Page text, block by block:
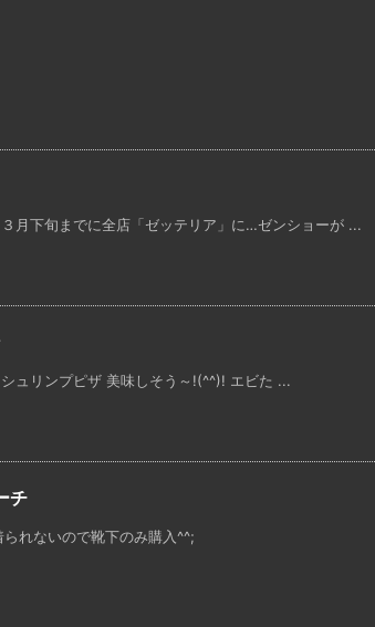
月下旬までに全店「ゼッテリア」に…ゼンショーが ...
ュリンプピザ 美味しそう～!(^^)! エビた ...
チ
れないので靴下のみ購入^^;